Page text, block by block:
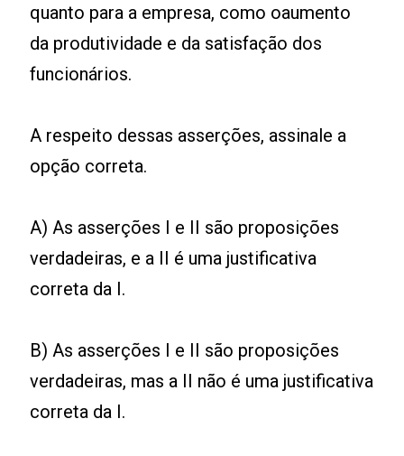
quanto para a empresa, como oaumento
da produtividade e da satisfação dos
funcionários.
A respeito dessas asserções, assinale a
opção correta.
A) As asserções I e II são proposições
verdadeiras, e a II é uma justificativa
correta da I.
B) As asserções I e II são proposições
verdadeiras, mas a II não é uma justificativa
correta da I.